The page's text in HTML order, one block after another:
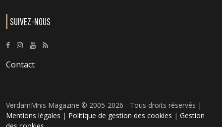
SUIVEZ-NOUS
Contact
VerdamMnis Magazine © 2005-2026 - Tous droits réservés |
Mentions légales | Politique de gestion des cookies | Gestion